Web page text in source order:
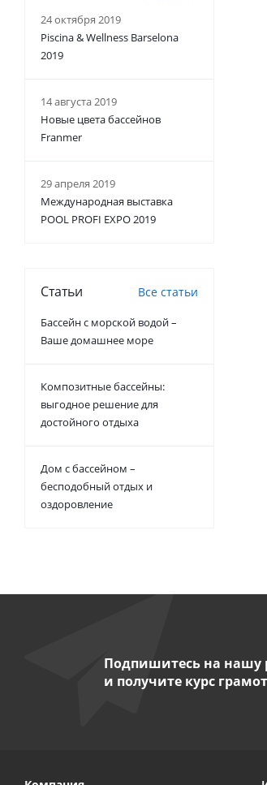
24 октября 2019
Piscina & Wellness Barselona
2019
14 августа 2019
Новые цвета бассейнов
Franmer
29 апреля 2019
Международная выставка
POOL PROFI EXPO 2019
Статьи Все статьи
Бассейн с морской водой –
Ваше домашнее море
Композитные бассейны:
выгодное решение для
достойного отдыха
Дом с бассейном –
бесподобный отдых и
оздоровление
Подпишитесь на нашу
и получите курс